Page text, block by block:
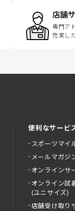
店舗
専門ア
充実し
便利なサービ
スポーツマイ
メールマガジ
オンラインサ
オンライン試
(ユニサイズ)
店舗受け取り